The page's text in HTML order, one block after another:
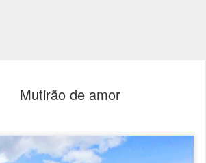
Mutirão de amor